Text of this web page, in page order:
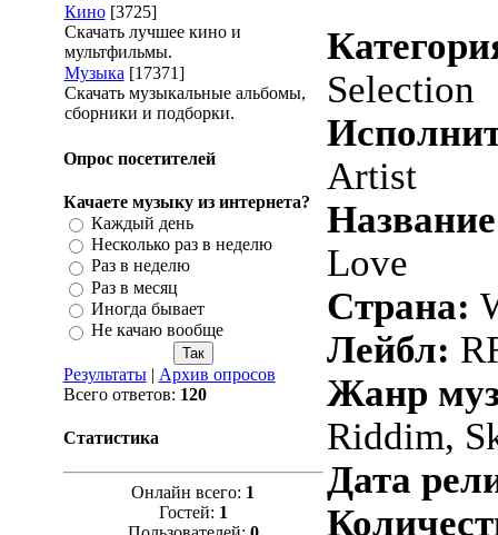
Кино [3725]
Скачать лучшее кино и
мультфильмы.
Музыка [17371]
Скачать музыкальные альбомы,
сборники и подборки.
Опрос посетителей
Качаете музыку из интернета?
Каждый день
Несколько раз в неделю
Раз в неделю
Раз в месяц
Иногда бывает
Не качаю вообще
Результаты| Архив опросов
Всего ответов: 120
Статистика
Онлайн всего: 1
Гостей: 1
Selection
Artist
Love
Страна:
Лейбл:
Жанр
Riddim,
Дата